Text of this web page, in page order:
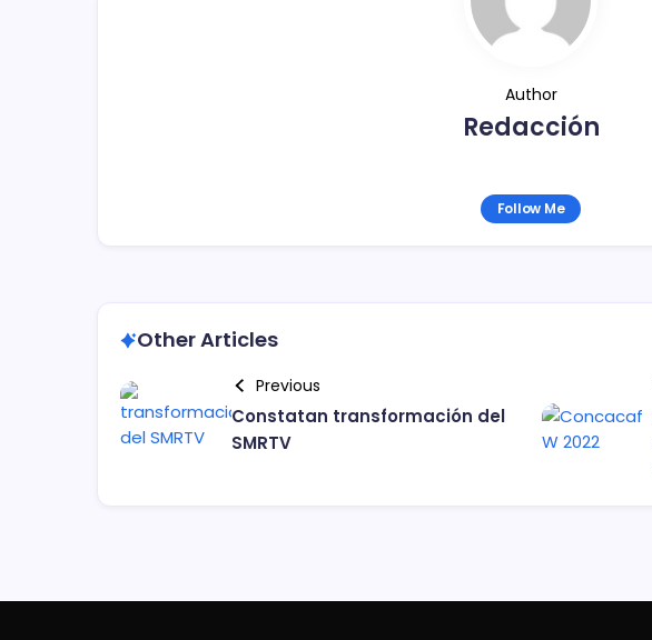
Author
Redacción
Follow Me
Other Articles
Previous
Constatan transformación del
SMRTV